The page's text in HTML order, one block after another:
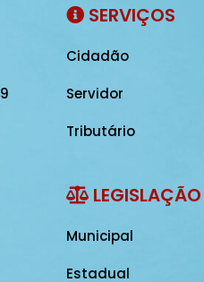
SERVIÇOS
Cidadão
Servidor
Tributário
LEGISLAÇÃO
Municipal
Estadual